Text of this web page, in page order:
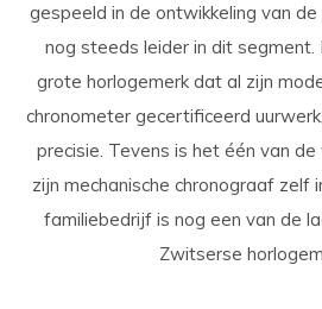
gespeeld in de ontwikkeling van
nog steeds leider in dit segment.
grote horlogemerk dat al zijn
chronometer gecertificeerd
precisie. Tevens is het één van
zijn mechanische chronograaf zelf
familiebedrijf is nog een van de
Zwitserse